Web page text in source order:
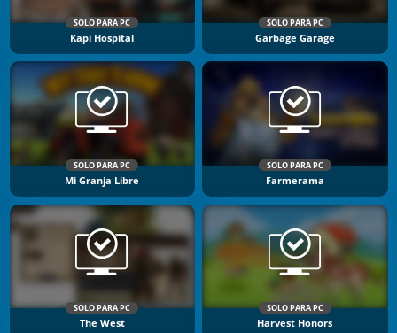
SOLO PARA PC
Kapi Hospital
SOLO PARA PC
Garbage Garage
SOLO PARA PC
Mi Granja Libre
SOLO PARA PC
Farmerama
SOLO PARA PC
The West
SOLO PARA PC
Harvest Honors